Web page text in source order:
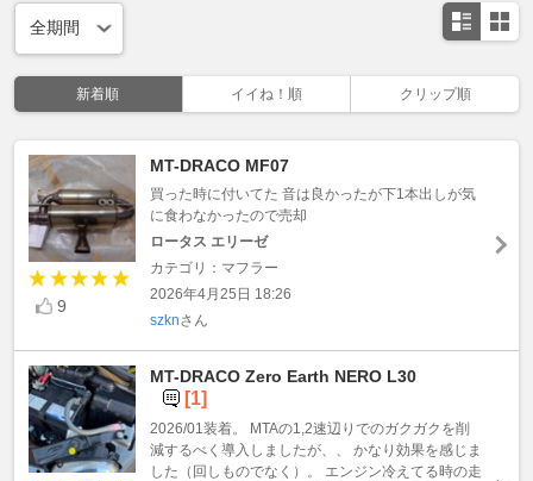
新着順 イイね！順 クリップ順
9
MT-DRACO MF07
買った時に付いてた 音は良かったが下1本出しが気
に食わなかったので売却
ロータス エリーゼ
カテゴリ：マフラー
2026年4月25日 18:26
szknさん
MT-DRACO Zero Earth NERO L30
[1]
2026/01装着。 MTAの1,2速辺りでのガクガクを削
減するべく導入しましたが、、 かなり効果を感じま
した（回しものでなく）。 エンジン冷えてる時の走